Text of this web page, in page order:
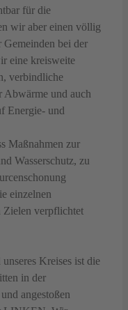
für die
wir aber einen völlig
Gemeinden bei der
eine kreisweite
verbindliche
Abwärme und auch
Energie- und
Maßnahmen zur
Wasserschutz, zu
einzelnen
Zielen verpflichtet
Kreises ist die
in der
angestoßen